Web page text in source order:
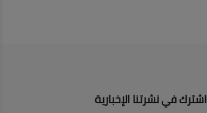
اشترك في نشرتنا الإخبارية